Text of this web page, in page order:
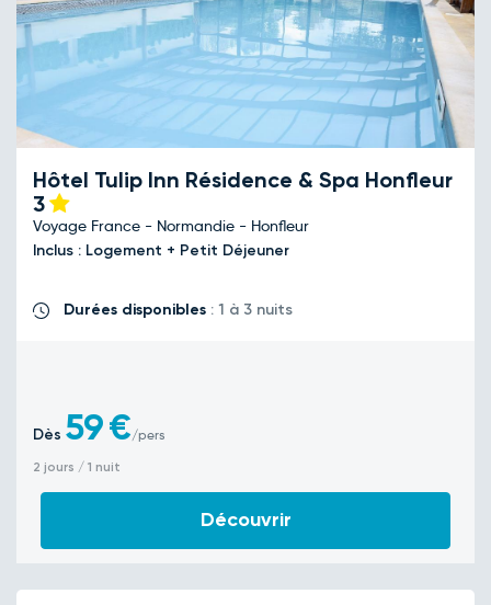
Hôtel Tulip Inn Résidence & Spa Honfleur
3
Voyage France - Normandie - Honfleur
Inclus : Logement + Petit Déjeuner
Durées disponibles : 1 à 3 nuits
Dès 59€/pers
2 jours / 1 nuit
Découvrir